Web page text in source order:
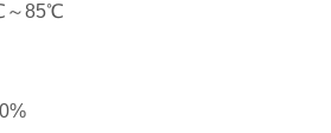
～85℃